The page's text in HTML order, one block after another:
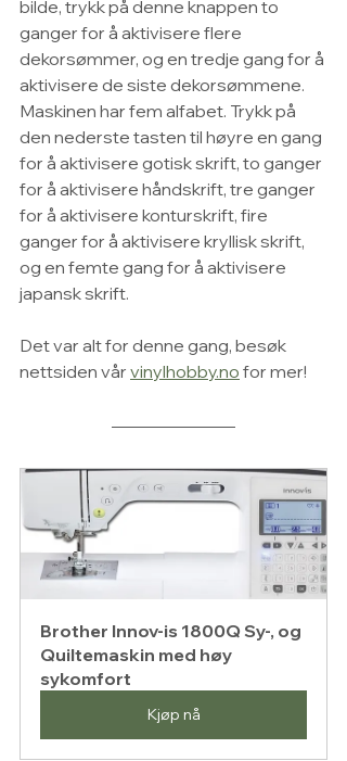
bilde, trykk på denne knappen to
ganger for å aktivisere flere
dekorsømmer, og en tredje gang for å
aktivisere de siste dekorsømmene.
Maskinen har fem alfabet. Trykk på
den nederste tasten til høyre en gang
for å aktivisere gotisk skrift, to ganger
for å aktivisere håndskrift, tre ganger
for å aktivisere konturskrift, fire
ganger for å aktivisere kryllisk skrift,
og en femte gang for å aktivisere
japansk skrift.
Det var alt for denne gang, besøk
nettsiden vår vinylhobby.no for mer!
Brother Innov-is 1800Q Sy-, og
Quiltemaskin med høy
sykomfort
Kjøp nå